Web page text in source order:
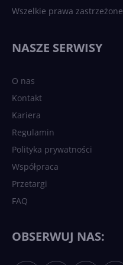
Wszelkie prawa zastrzeżone
NASZE SERWISY
O nas
Kontakt
Kariera
Regulamin
Polityka prywatności
Współpraca
Przetargi
FAQ
OBSERWUJ NAS: